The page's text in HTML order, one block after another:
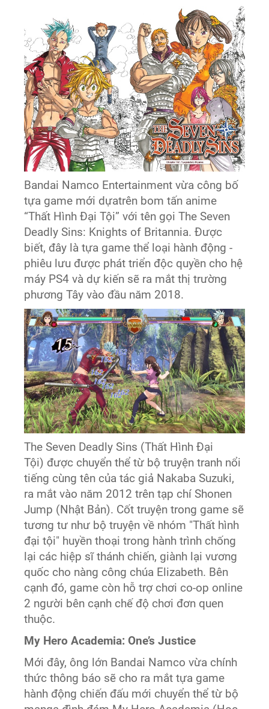
Bandai Namco Entertainment vừa công bố
tựa game mới dựatrên bom tấn anime
“Thất Hình Đại Tội” với tên gọi The Seven
Deadly Sins: Knights of Britannia. Được
biết, đây là tựa game thể loại hành động -
phiêu lưu được phát triển độc quyền cho hệ
máy PS4 và dự kiến sẽ ra mắt thị trường
phương Tây vào đầu năm 2018.
The Seven Deadly Sins (Thất Hình Đại
Tội) được chuyển thể từ bộ truyện tranh nổi
tiếng cùng tên của tác giả Nakaba Suzuki,
ra mắt vào năm 2012 trên tạp chí Shonen
Jump (Nhật Bản). Cốt truyện trong game sẽ
tương tư như bộ truyện về nhóm "Thất hình
đại tội" huyền thoại trong hành trình chống
lại các hiệp sĩ thánh chiến, giành lại vương
quốc cho nàng công chúa Elizabeth. Bên
cạnh đó, game còn hỗ trợ chơi co-op online
2 người bên cạnh chế độ chơi đơn quen
thuộc.
My Hero Academia: One’s Justice
Mới đây, ông lớn Bandai Namco vừa chính
thức thông báo sẽ cho ra mắt tựa game
hành động chiến đấu mới chuyển thể từ bộ